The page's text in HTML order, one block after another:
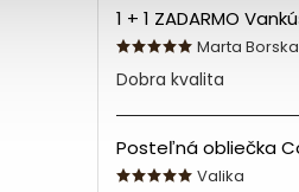
Marta Borska
Dobra kvalita
Valika